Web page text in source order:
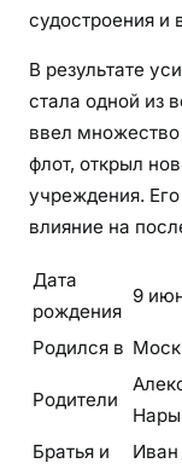
судостроения и
В результате
стала одной из
ввел
флот, открыл
учреждения.
влияние на
Дата
рождения
9
Родился в
Родители
Братья и
Иван